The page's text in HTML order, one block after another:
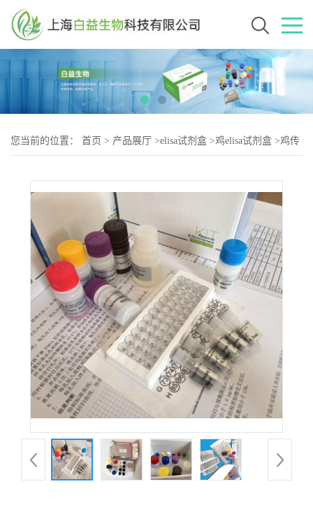
您当前的位置： 首页 > 产品展厅 >elisa试剂盒 >鸡elisa试剂盒 >鸡传